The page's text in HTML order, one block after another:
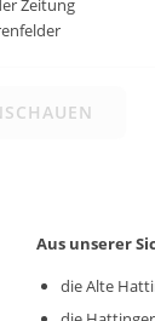
Aus unserer
die Alte